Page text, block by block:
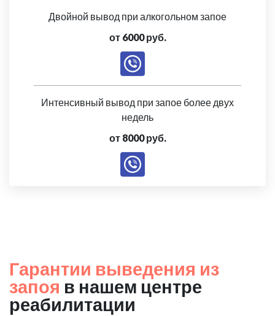
Двойной вывод при алкогольном запое
от 6000 руб.
Интенсивный вывод при запое более двух
недель
от 8000 руб.
Гарантии выведения из
запоя в нашем центре
реабилитации